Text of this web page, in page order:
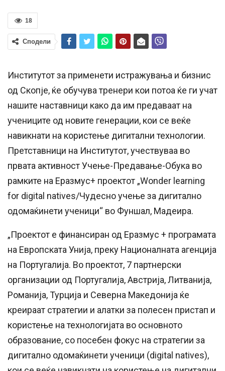
18
Сподели
Институтот за применети истражувања и бизнис
од Скопје, ќе обучува тренери кои потоа ќе ги учат
нашите наставници како да им предаваат на
учениците од новите генерации, кои се веќе
навикнати на користење дигитални технологии.
Претставници на Институтот, учествуваа во
првата активност Учење-Предавање-Обука во
рамките на Еразмус+ проектот „Wonder learning
for digital natives/Чудесно учење за дигитално
одомаќинети ученици“ во Фуншал, Мадеира.
„Проектот е финансиран од Еразмус + програмата
на Европската Унија, преку Националната агенција
на Португалија. Во проектот, 7 партнерски
организации од Португалија, Австрија, Литванија,
Романија, Турција и Северна Македонија ќе
креираат стратегии и алатки за полесен пристап и
користење на технологијата во основното
образование, со посебен фокус на стратегии за
дигитално одомаќинети ученици (digital natives),